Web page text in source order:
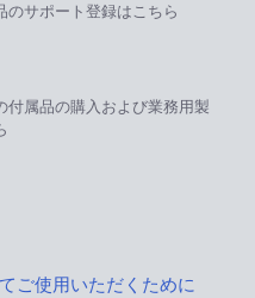
のサポート登録はこちら
付属品の購入および業務用製
ご使用いただくために